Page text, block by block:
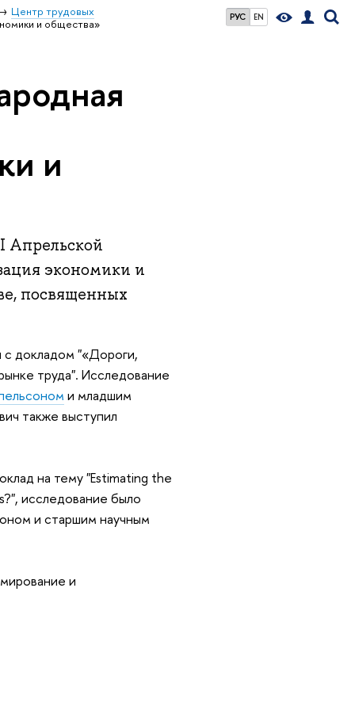
РУС EN
Центр трудовых
и общества»
и
Апрельской
экономики и
посвященных
с докладом "«Дороги,
труда". Исследование
и младшим
также выступил
на тему "Estimating the
", исследование было
и старшим научным
и